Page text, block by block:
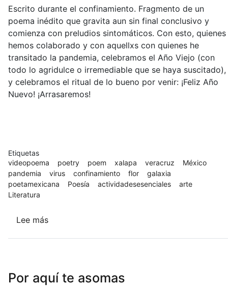
Escrito durante el confinamiento. Fragmento de un
poema inédito que gravita aun sin final conclusivo y
comienza con preludios sintomáticos. Con esto, quienes
hemos colaborado y con aquellxs con quienes he
transitado la pandemia, celebramos el Año Viejo (con
todo lo agridulce o irremediable que se haya suscitado),
y celebramos el ritual de lo bueno por venir: ¡Feliz Año
Nuevo! ¡Arrasaremos!
Etiquetas
videopoema
poetry poem xalapa veracruz
México
pandemia
virus confinamiento flor
galaxia
poetamexicana
Poesía actividadesesenciales
arte
Literatura
Lee más
un
Por aquí te asomas